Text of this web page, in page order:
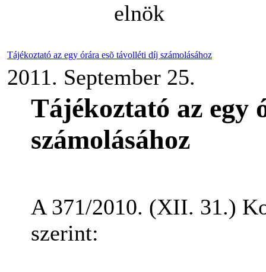
elnök
Tájékoztató az egy órára esõ távolléti díj számolásához
2011. September 25.
Tájékoztató az egy
számolásához
A 371/2010. (XII. 31.)
szerint: